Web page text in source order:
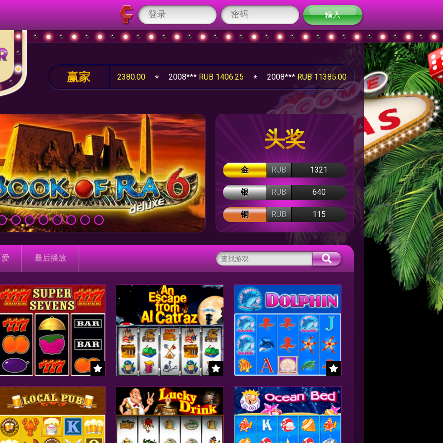
输入
赢家
2008***RUB 2380.00 2008***RUB 1406.25 2008***RUB 11385.00 2008***RUB 1000.00
头奖
金 RUB 1321
银 RUB 640
铜 RUB 115
最后播放